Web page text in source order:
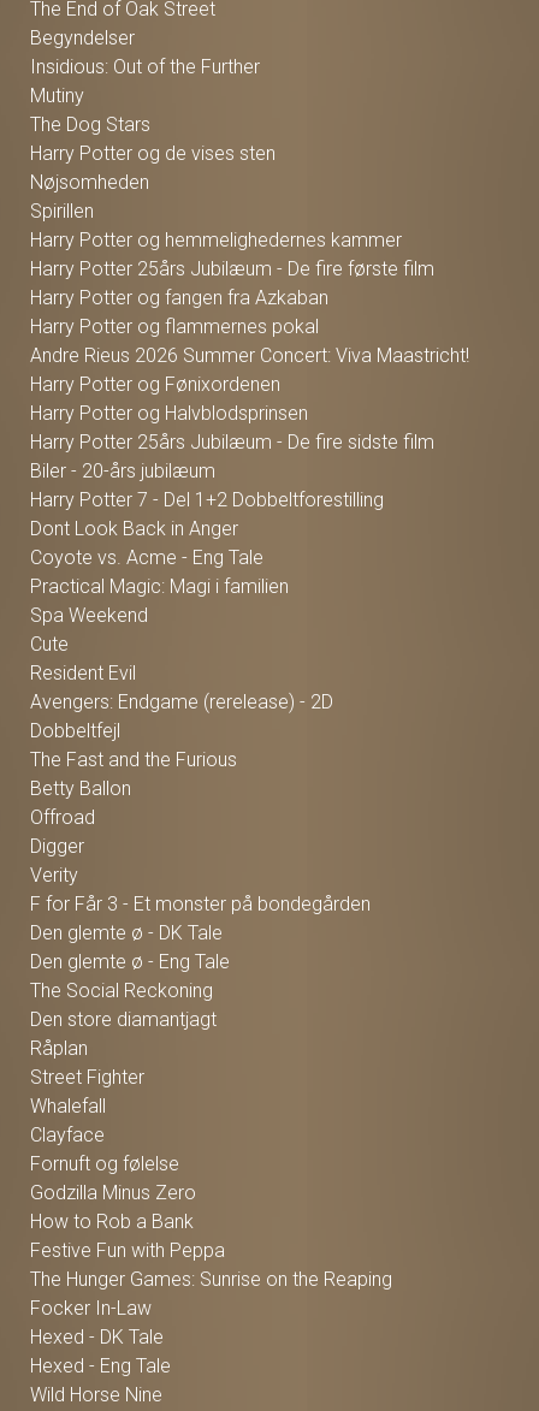
The End of Oak Street
Begyndelser
Insidious: Out of the Further
Mutiny
The Dog Stars
Harry Potter og de vises sten
Nøjsomheden
Spirillen
Harry Potter og hemmelighedernes kammer
Harry Potter 25års Jubilæum - De fire første film
Harry Potter og fangen fra Azkaban
Harry Potter og flammernes pokal
Andre Rieus 2026 Summer Concert: Viva Maastricht!
Harry Potter og Fønixordenen
Harry Potter og Halvblodsprinsen
Harry Potter 25års Jubilæum - De fire sidste film
Biler - 20-års jubilæum
Harry Potter 7 - Del 1+2 Dobbeltforestilling
Dont Look Back in Anger
Coyote vs. Acme - Eng Tale
Practical Magic: Magi i familien
Spa Weekend
Cute
Resident Evil
Avengers: Endgame (rerelease) - 2D
Dobbeltfejl
The Fast and the Furious
Betty Ballon
Offroad
Digger
Verity
F for Får 3 - Et monster på bondegården
Den glemte ø - DK Tale
Den glemte ø - Eng Tale
The Social Reckoning
Den store diamantjagt
Råplan
Street Fighter
Whalefall
Clayface
Fornuft og følelse
Godzilla Minus Zero
How to Rob a Bank
Festive Fun with Peppa
The Hunger Games: Sunrise on the Reaping
Focker In-Law
Hexed - DK Tale
Hexed - Eng Tale
Wild Horse Nine